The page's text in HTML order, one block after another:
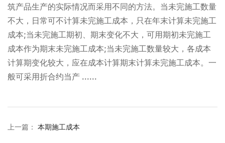
筑产品生产的实际情况而采用不同的方法。当未完施工数量
不大，日常可不计算未完施工成本，只在年末计算未完施工
成本;当未完施工期初、期末变化不大，可用期初未完施工
成本作为期末未完施工成本;当未完施工数量较大，各成本
计算期变化较大，应在成本计算期末计算未完施工成本。一
般可采用折合约当产 ......
上一篇 ： 本期施工成本